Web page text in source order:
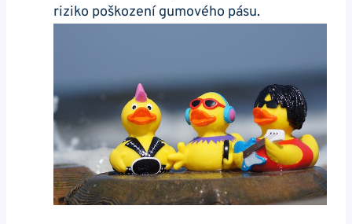
riziko poškození gumového ⁣pásu.